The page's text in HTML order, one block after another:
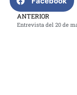
ANTERIOR
Entrevista del 20 de